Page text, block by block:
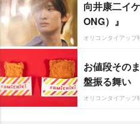
向井康二イ
ONG）』
オリコンタイアップ
お値段その
盤振る舞い
オリコンタイアップ